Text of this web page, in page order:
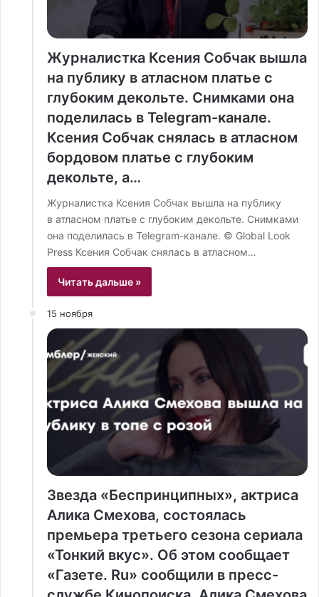
Журналистка Ксения Собчак вышла
на публику в атласном платье с
глубоким декольте. Снимками она
поделилась в Telegram-канале.
Ксения Собчак снялась в атласном
бордовом платье с глубоким
декольте, а…
Журналистка Ксения Собчак вышла на публику
в атласном платье с глубоким декольте. Снимками
она поделилась в Telegram-канале. © Global Look
Press Ксения Собчак снялась в атласном…
Читать дальше »
15 ноября
Звезда «Беспринципных», актриса
Алика Смехова, состоялась
премьера третьего сезона сериала
«Тонкий вкус». Об этом сообщает
«Газете. Ru» сообщили в пресс-